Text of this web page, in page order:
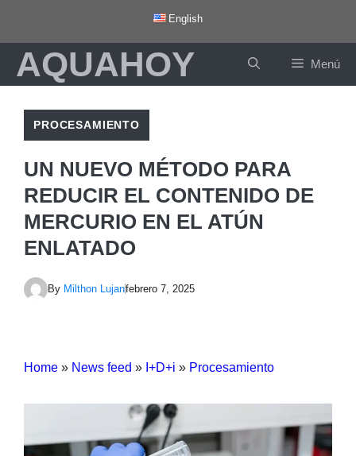
contenido
English
AQUAHOY Menú
PROCESAMIENTO
UN NUEVO MÉTODO PARA
REDUCIR EL CONTENIDO DE
MERCURIO EN EL ATÚN
ENLATADO
By Milthon Lujanfebrero 7, 2025
Home » News feed » I+D+i » Procesamiento